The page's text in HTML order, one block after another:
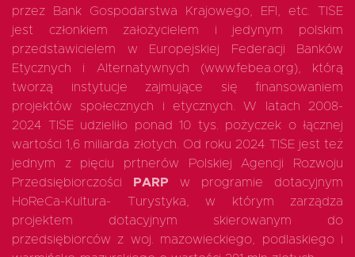
przez Bank Gospodarstwa Krajowego, EFI, etc. TISE
jest członkiem założycielem i jedynym polskim
przedstawicielem w Europejskiej Federacji Banków
Etycznych i Alternatywnych (www.febea.org), którą
tworzą instytucje zajmujące się finansowaniem
projektów społecznych i etycznych. W latach 2008-
2024 TISE udzieliło ponad 10 tys. pożyczek o łącznej
wartości 1,6 miliarda złotych. Od roku 2024 TISE jest też
jednym z pięciu prtnerów Polskiej Agencji Rozwoju
Przedsiębiorczości
PARP w programie dotacyjnym
HoReCa-Kultura- Turystyka, w którym zarządza
projektem dotacyjnym skierowanym do
przedsiębiorców z woj. mazowieckiego, podlaskiego i